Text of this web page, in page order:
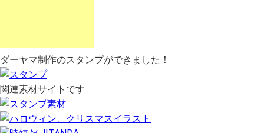
ダーヤマ制作のスタンプができました！
関連素材サイトです